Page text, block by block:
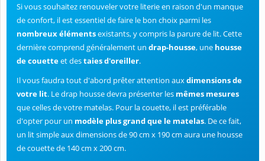
Si vous souhaitez renouveler votre literie en raison d'un manque
de confort, il est essentiel de faire le bon choix parmi les
nombreux élémentsexistants, y compris la parure de lit. Cette
dernière comprend généralement un drap-housse, une housse
de couetteet destaies d'oreiller.
Il vous faudra tout d'abord prêter attention auxdimensions de
votre lit. Le drap housse devra présenter les mêmes mesures
que celles de votre matelas. Pour la couette, il est préférable
d'opter pour un modèle plus grand que le matelas. De ce fait,
un lit simple aux dimensions de 90 cm x 190 cm aura une housse
de couette de 140 cm x 200 cm.